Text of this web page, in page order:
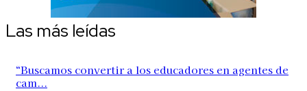
Las más leídas
“Buscamos convertir a los educadores en agentes de
cam...